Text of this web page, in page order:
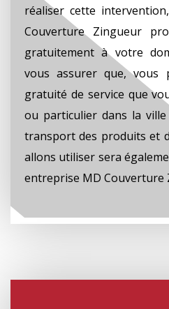
réaliser cette
Couverture Zingueur
gratuitement à votre
vous assurer que, vous
gratuité de service que
ou particulier dans la ville
transport des produits et
allons utiliser sera
entreprise MD Couverture